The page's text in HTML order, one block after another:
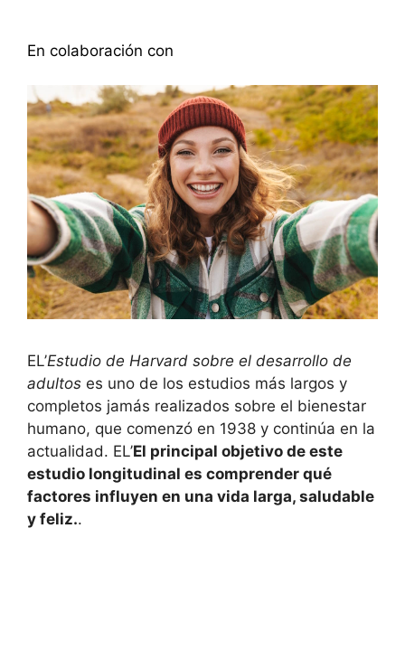
En colaboración con
EL’Estudio de Harvard sobre el desarrollo de
adultos es uno de los estudios más largos y
completos jamás realizados sobre el bienestar
humano, que comenzó en 1938 y continúa en la
actualidad. EL’El principal objetivo de este
estudio longitudinal es comprender qué
factores influyen en una vida larga, saludable
y feliz..